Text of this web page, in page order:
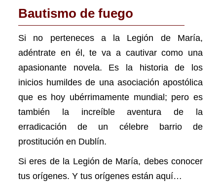
Bautismo de fuego
Si no perteneces a la Legión de María,
adéntrate en él, te va a cautivar como una
apasionante novela. Es la historia de los
inicios humildes de una asociación apostólica
que es hoy ubérrimamente mundial; pero es
también la increíble aventura de la
erradicación de un célebre barrio de
prostitución en Dublín.
Si eres de la Legión de María, debes conocer
tus orígenes. Y tus orígenes están aquí…